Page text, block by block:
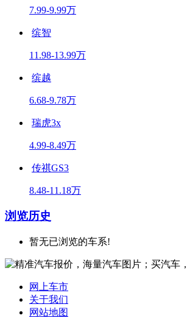
7.99-9.99万
缤智
11.98-13.99万
缤越
6.68-9.78万
瑞虎3x
4.99-8.49万
传祺GS3
8.48-11.18万
浏览历史
暂无已浏览的车系!
网上车市
关于我们
网站地图